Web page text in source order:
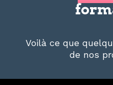
Voilà ce que
de nos